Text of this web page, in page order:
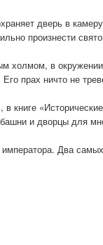
дверь в
произнести
холмом, в окружении
прах ничто не
«Исторические
и дворцы для
Два